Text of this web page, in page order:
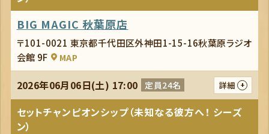
BIG MAGIC 秋葉原店
〒101-0021 東京都千代田区外神田1-15-16秋葉原ラジオ
会館 9F
MAP
2026年06月06日(土) 17:00 定員24名 詳細
セットチャンピオンシップ（未知なる彼方へ！ シーズ
ン）